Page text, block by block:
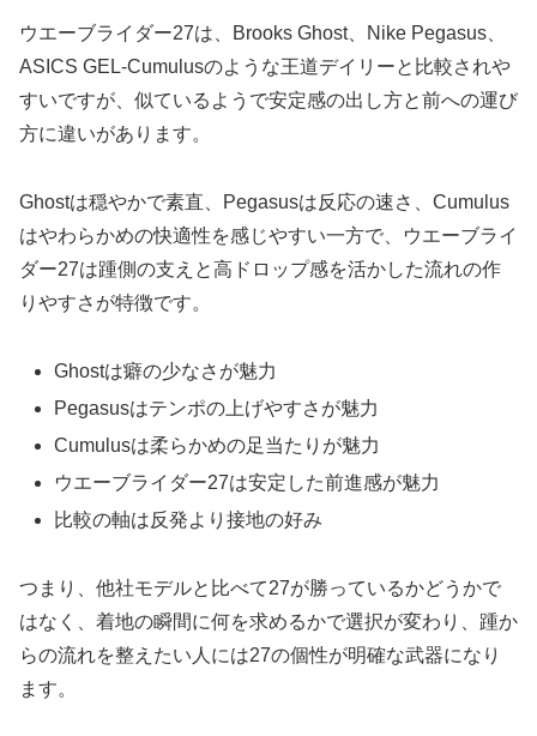
ウエーブライダー27は、Brooks Ghost、Nike Pegasus、
ASICS GEL-Cumulusのような王道デイリーと比較されや
すいですが、似ているようで安定感の出し方と前への運び
方に違いがあります。
Ghostは穏やかで素直、Pegasusは反応の速さ、Cumulus
はやわらかめの快適性を感じやすい一方で、ウエーブライ
ダー27は踵側の支えと高ドロップ感を活かした流れの作
りやすさが特徴です。
Ghostは癖の少なさが魅力
Pegasusはテンポの上げやすさが魅力
Cumulusは柔らかめの足当たりが魅力
ウエーブライダー27は安定した前進感が魅力
比較の軸は反発より接地の好み
つまり、他社モデルと比べて27が勝っているかどうかで
はなく、着地の瞬間に何を求めるかで選択が変わり、踵か
らの流れを整えたい人には27の個性が明確な武器になり
ます。